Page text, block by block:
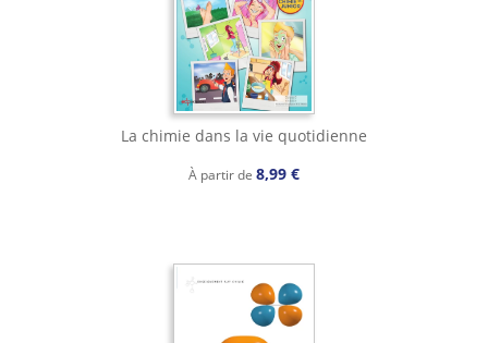
La chimie dans la vie quotidienne
À partir de 8,99 €